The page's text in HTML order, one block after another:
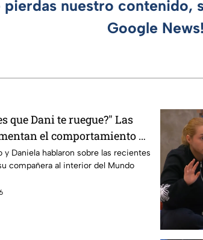
pierdas nuestro contenido,
Google News!
que Dani te ruegue?" Las
el comportamiento de
MasterChef 24/7
y Daniela hablaron sobre las recientes
compañera al interior del Mundo